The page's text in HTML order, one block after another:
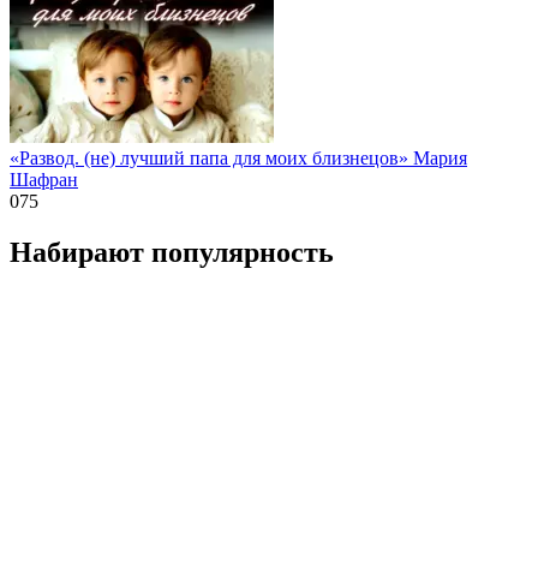
«Развод. (не) лучший папа для моих близнецов» Мария
Шафран
075
Набирают популярность